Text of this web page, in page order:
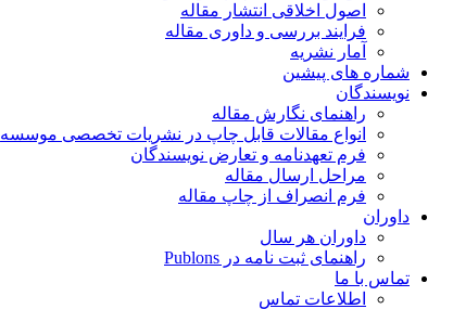
اصول اخلاقی انتشار مقاله
فرایند بررسی و داوری مقاله
آمار نشریه
شماره های پیشین
نویسندگان
راهنمای نگارش مقاله
انواع مقالات قابل چاپ در نشریات تخصصی موسسه
فرم تعهدنامه و تعارض نویسندگان
مراحل ارسال مقاله
فرم انصراف از چاپ مقاله
داوران
داوران هر سال
راهنمای ثبت نامه در Publons
تماس با ما
اطلاعات تماس